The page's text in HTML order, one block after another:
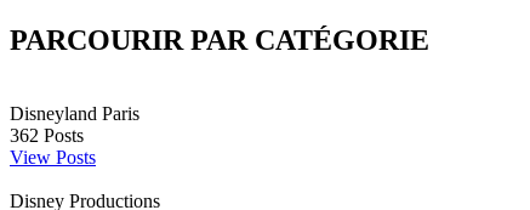
PARCOURIR PAR CATÉGORIE
Disneyland Paris
362 Posts
View Posts
Disney Productions